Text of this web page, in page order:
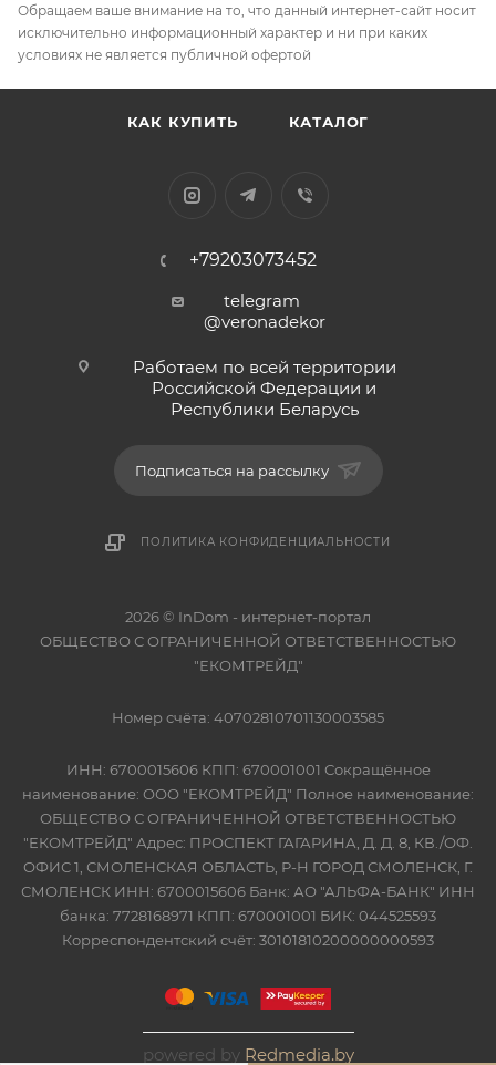
Обращаем ваше внимание на то, что данный интернет-сайт носит
исключительно информационный характер и ни при каких
условиях не является публичной офертой
КАК КУПИТЬ КАТАЛОГ
+79203073452
telegram
@veronadekor
Работаем по всей территории
Российской Федерации и
Республики Беларусь
Подписаться на рассылку
ПОЛИТИКА КОНФИДЕНЦИАЛЬНОСТИ
2026 © InDom - интернет-портал
ОБЩЕСТВО С ОГРАНИЧЕННОЙ ОТВЕТСТВЕННОСТЬЮ
"ЕКОМТРЕЙД"
Номер счёта: 40702810701130003585
ИНН: 6700015606 КПП: 670001001 Сокращённое
наименование: ООО "ЕКОМТРЕЙД" Полное наименование:
ОБЩЕСТВО С ОГРАНИЧЕННОЙ ОТВЕТСТВЕННОСТЬЮ
"ЕКОМТРЕЙД" Адрес: ПРОСПЕКТ ГАГАРИНА, Д. Д. 8, КВ./ОФ.
ОФИС 1, СМОЛЕНСКАЯ ОБЛАСТЬ, Р-Н ГОРОД СМОЛЕНСК, Г.
СМОЛЕНСК ИНН: 6700015606 Банк: АО "АЛЬФА-БАНК" ИНН
банка: 7728168971 КПП: 670001001 БИК: 044525593
Корреспондентский счёт: 30101810200000000593
powered by Redmedia.by